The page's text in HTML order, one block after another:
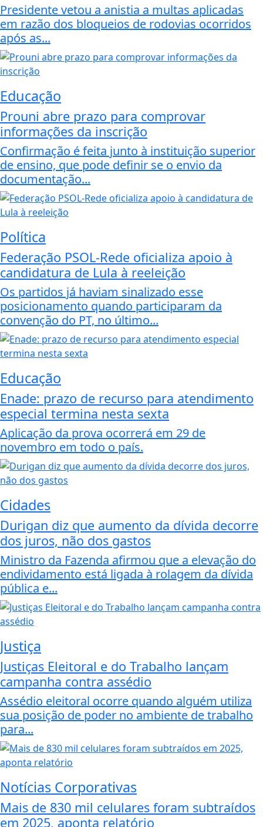
Presidente vetou a anistia a multas aplicadas
em razão dos bloqueios de rodovias ocorridos
após as...
Educação
Prouni abre prazo para comprovar
informações da inscrição
Confirmação é feita junto à instituição superior
de ensino, que pode definir se o envio da
documentação...
Política
Federação PSOL-Rede oficializa apoio à
candidatura de Lula à reeleição
Os partidos já haviam sinalizado esse
posicionamento quando participaram da
convenção do PT, no último...
Educação
Enade: prazo de recurso para atendimento
especial termina nesta sexta
Aplicação da prova ocorrerá em 29 de
novembro em todo o país.
Cidades
Durigan diz que aumento da dívida decorre
dos juros, não dos gastos
Ministro da Fazenda afirmou que a elevação do
endividamento está ligada à rolagem da dívida
pública e...
Justiça
Justiças Eleitoral e do Trabalho lançam
campanha contra assédio
Assédio eleitoral ocorre quando alguém utiliza
sua posição de poder no ambiente de trabalho
para...
Notícias Corporativas
Mais de 830 mil celulares foram subtraídos
em 2025, aponta relatório